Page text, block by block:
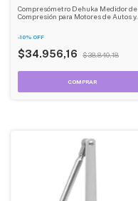
Compresómetro Dehuka Medidor de
Compresión para Motores de Autos y
-10% OFF
$34.956,16 $38.840,18